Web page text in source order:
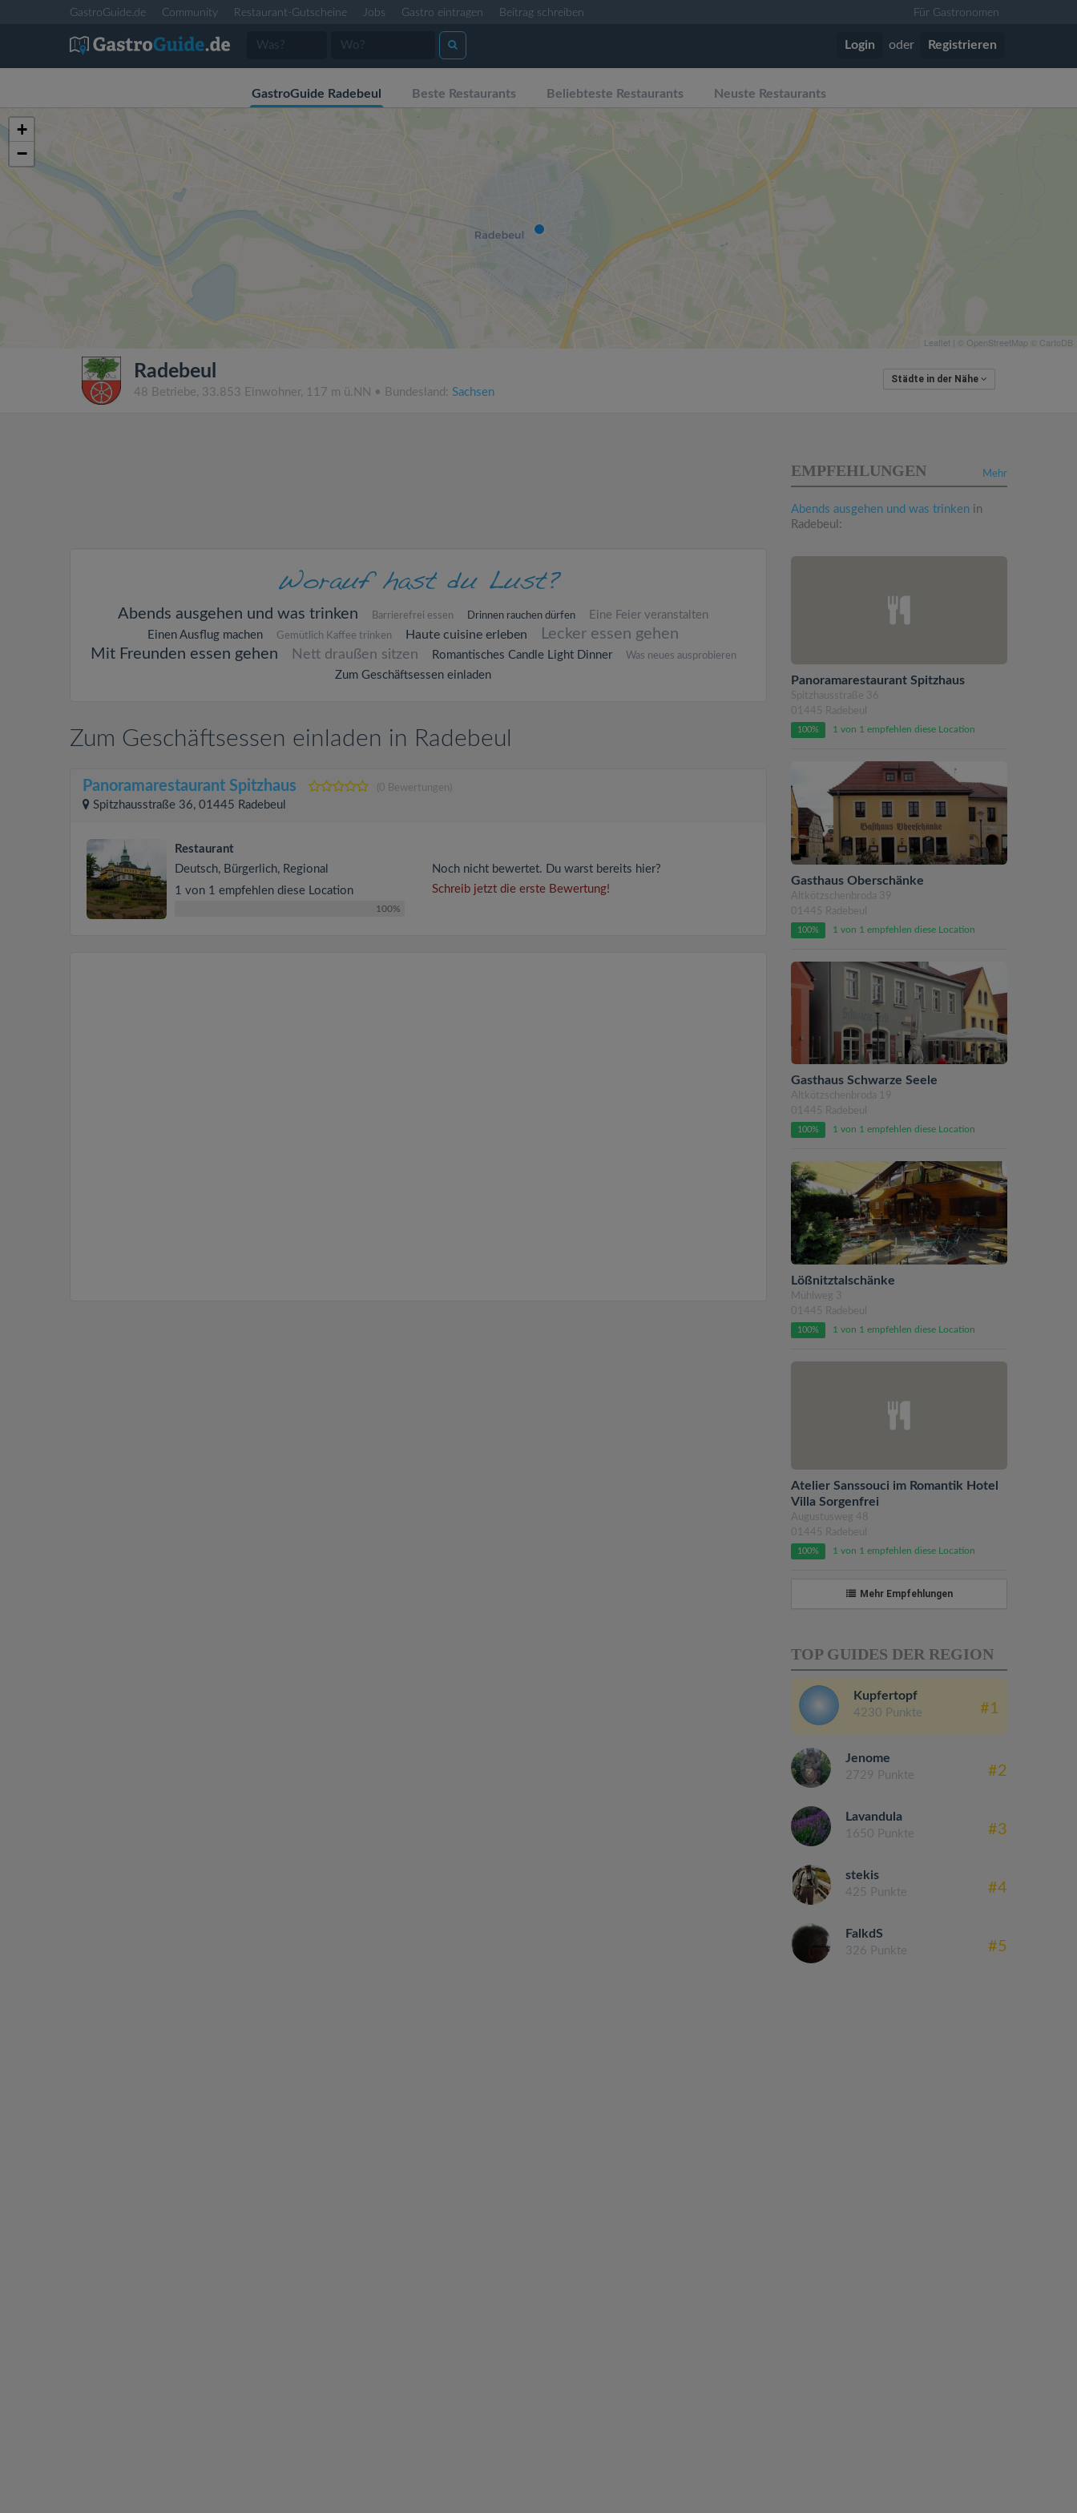
GastroGuide.de Community Restaurant-Gutscheine Jobs Gastro eintragen Beitrag schreiben Für Gastronomen
Login oder Registrieren
GastroGuide Radebeul Beste Restaurants Beliebteste Restaurants Neuste Restaurants
+
−
Leaflet | © OpenStreetMap © CartoDB
Radebeul
48 Betriebe, 33.853 Einwohner, 117 m ü.NN • Bundesland: Sachsen
Städte in der Nähe
Abends ausgehen und was trinken Barrierefrei essen Drinnen rauchen dürfen
Eine Feier veranstalten
Einen Ausflug machen
Gemütlich Kaffee trinken Haute cuisine erleben
Lecker essen gehen
Mit Freunden essen gehen
Nett draußen sitzen Romantisches Candle Light Dinner Was neues ausprobieren
Zum Geschäftsessen einladen
Zum Geschäftsessen einladen in Radebeul
Panoramarestaurant Spitzhaus (0 Bewertungen)
Spitzhausstraße 36, 01445 Radebeul
Restaurant
Deutsch, Bürgerlich, Regional
1 von 1 empfehlen diese Location
100%
Noch nicht bewertet. Du warst bereits hier?
Schreib jetzt die erste Bewertung!
Mehr
EMPFEHLUNGEN
Abends ausgehen und was trinken in
Radebeul:
Panoramarestaurant Spitzhaus
Spitzhausstraße 36
01445 Radebeul
100% 1 von 1 empfehlen diese Location
Gasthaus Oberschänke
Altkötzschenbroda 39
01445 Radebeul
100% 1 von 1 empfehlen diese Location
Gasthaus Schwarze Seele
Altkötzschenbroda 19
01445 Radebeul
100% 1 von 1 empfehlen diese Location
Lößnitztalschänke
Mühlweg 3
01445 Radebeul
100% 1 von 1 empfehlen diese Location
Atelier Sanssouci im Romantik Hotel
Villa Sorgenfrei
Augustusweg 48
01445 Radebeul
100% 1 von 1 empfehlen diese Location
Mehr Empfehlungen
TOP GUIDES DER REGION
Kupfertopf
4230 Punkte #1
Jenome
2729 Punkte #2
Lavandula
1650 Punkte #3
stekis
425 Punkte #4
FalkdS
326 Punkte #5